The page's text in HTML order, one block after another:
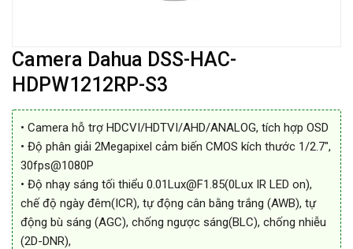
Camera Dahua DSS-HAC-
HDPW1212RP-S3
• Camera hỗ trợ HDCVI/HDTVI/AHD/ANALOG, tích hợp OSD
• Độ phân giải 2Megapixel cảm biến CMOS kích thước 1/2.7″,
30fps@1080P
• Độ nhạy sáng tối thiểu 0.01Lux@F1.85(0Lux IR LED on),
chế độ ngày đêm(ICR), tự động cân bằng trắng (AWB), tự
động bù sáng (AGC), chống ngược sáng(BLC), chống nhiễu
(2D-DNR),